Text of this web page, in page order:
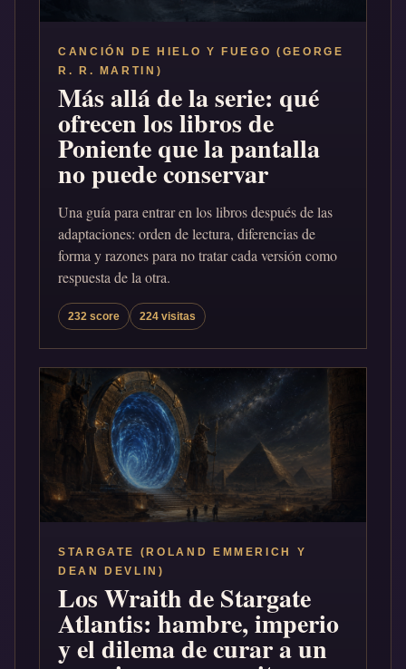
CANCIÓN DE HIELO Y FUEGO (GEORGE
R. R. MARTIN)
Más allá de la serie: qué
ofrecen los libros de
Poniente que la pantalla
no puede conservar
Una guía para entrar en los libros después de las
adaptaciones: orden de lectura, diferencias de
forma y razones para no tratar cada versión como
respuesta de la otra.
232 score 224 visitas
STARGATE (ROLAND EMMERICH Y
DEAN DEVLIN)
Los Wraith de Stargate
Atlantis: hambre, imperio
y el dilema de curar a un